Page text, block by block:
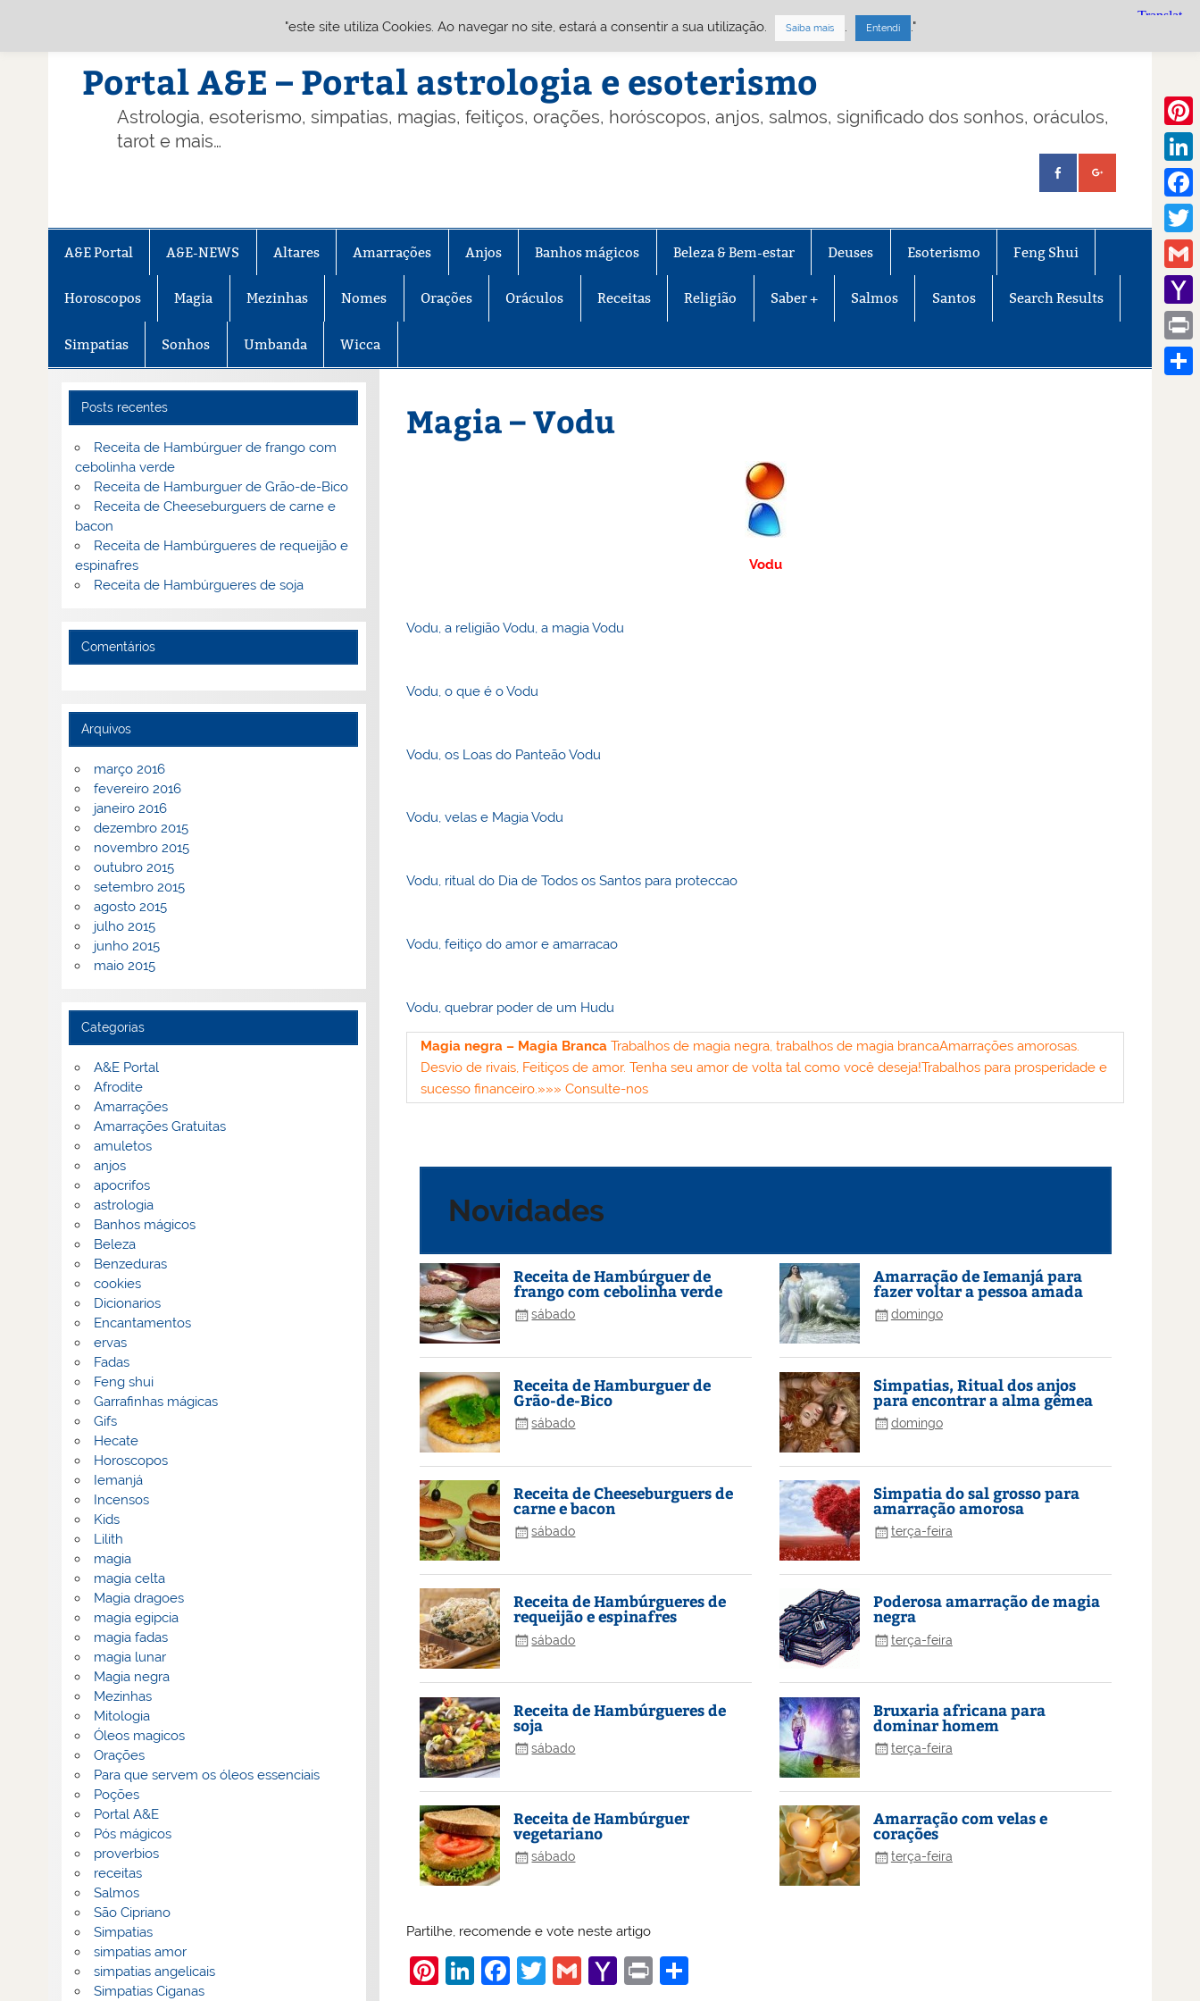
Portal A&E – Portal astrologia e esoterismo
Astrologia, esoterismo, simpatias, magias, feitiços, orações, horóscopos, anjos, salmos, significado dos sonhos, oráculos,
tarot e mais…
A&E Portal A&E-NEWS Altares Amarrações Anjos Banhos mágicos Beleza & Bem-estar Deuses Esoterismo Feng Shui
Horoscopos Magia Mezinhas Nomes Orações Oráculos Receitas Religião Saber + Salmos Santos Search Results
Simpatias Sonhos Umbanda Wicca
Magia – Vodu
Vodu
Vodu, a religião Vodu, a magia Vodu
Vodu, o que é o Vodu
Vodu, os Loas do Panteão Vodu
Vodu, velas e Magia Vodu
Vodu, ritual do Dia de Todos os Santos para proteccao
Vodu, feitiço do amor e amarracao
Vodu, quebrar poder de um Hudu
Magia negra – Magia BrancaTrabalhos de magia negra, trabalhos de magia brancaAmarrações amorosas.
Desvio de rivais, Feitiços de amor. Tenha seu amor de volta tal como você deseja!Trabalhos para prosperidade e
sucesso financeiro.»»» Consulte-nos
Novidades
Receita de Hambúrguer de
frango com cebolinha verde
sábado
Receita de Hamburguer de
Grão-de-Bico
sábado
Receita de Cheeseburguers de
carne e bacon
sábado
Receita de Hambúrgueres de
requeijão e espinafres
sábado
Receita de Hambúrgueres de
soja
sábado
Receita de Hambúrguer
vegetariano
sábado
Amarração de Iemanjá para
fazer voltar a pessoa amada
domingo
Simpatias, Ritual dos anjos
para encontrar a alma gêmea
domingo
Simpatia do sal grosso para
amarração amorosa
terça-feira
Poderosa amarração de magia
negra
terça-feira
Bruxaria africana para
dominar homem
terça-feira
Amarração com velas e
corações
terça-feira
Partilhe, recomende e vote neste artigo
Pi Li F
T
G
Y
Pr
Posts recentes
Receita de Hambúrguer de frango com
cebolinha verde
Receita de Hamburguer de Grão-de-Bico
Receita de Cheeseburguers de carne e
bacon
Receita de Hambúrgueres de requeijão e
espinafres
Receita de Hambúrgueres de soja
Comentários
Arquivos
março 2016
fevereiro 2016
janeiro 2016
dezembro 2015
novembro 2015
outubro 2015
setembro 2015
agosto 2015
julho 2015
junho 2015
maio 2015
Categorias
A&E Portal
Afrodite
Amarrações
Amarrações Gratuitas
amuletos
anjos
apocrifos
astrologia
Banhos mágicos
Beleza
Benzeduras
cookies
Dicionarios
Encantamentos
ervas
Fadas
Feng shui
Garrafinhas mágicas
Gifs
Hecate
Horoscopos
Iemanjá
Incensos
Kids
Lilith
magia
magia celta
Magia dragoes
magia egipcia
magia fadas
magia lunar
Magia negra
Mezinhas
Mitologia
Óleos magicos
Orações
Para que servem os óleos essenciais
Poções
Portal A&E
Pós mágicos
proverbios
receitas
Salmos
São Cipriano
Simpatias
simpatias amor
simpatias angelicais
Simpatias Ciganas
Gmail
Mail
Print
"este site utiliza Cookies. Ao navegar no site, estará a consentir a sua utilização. Saiba mais . Entendi ."